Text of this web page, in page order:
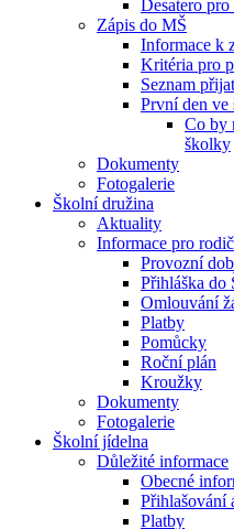
Desatero
Zápis do MŠ
Informace k
Kritéria pro
Seznam
První den ve
Co by
školky
Dokumenty
Fotogalerie
Školní družina
Aktuality
Informace pro
Provozní
Přihláška do
Omlouvání
Platby
Pomůcky
Roční plán
Kroužky
Dokumenty
Fotogalerie
Školní jídelna
Důležité informace
Obecné
Přihlašování
Platby